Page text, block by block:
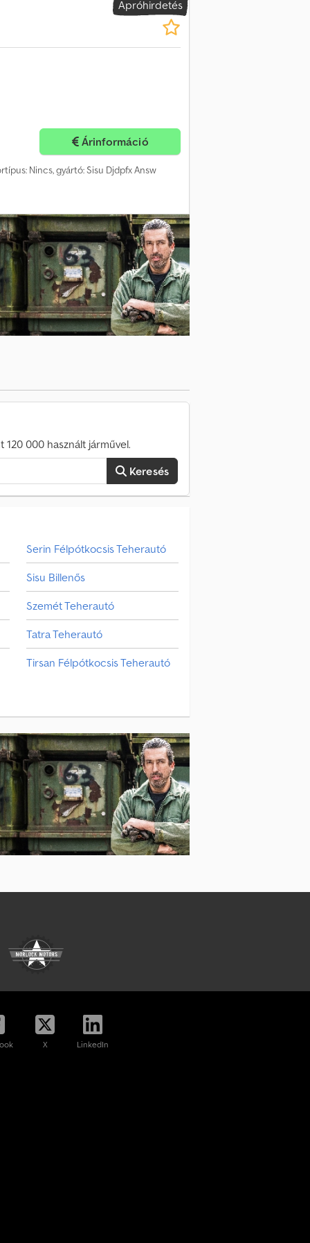
Apróhirdetés
Árinformáció
Nincs, gyártó: Sisu Djdpfx Answ
000 használt járművel.
Keresés
Scheuerle Félpótkocsis Teherautó
Serin Félpótkocsis Teherautó
Sisu Billenős
Szemét Teherautó
Tatra Teherautó
Tirsan Félpótkocsis Teherautó
Ural Teherautó
X LinkedIn